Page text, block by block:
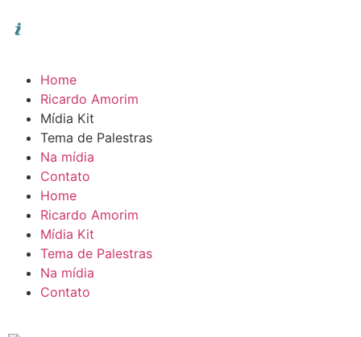
Home
Ricardo Amorim
Mídia Kit
Tema de Palestras
Na mídia
Contato
Home
Ricardo Amorim
Mídia Kit
Tema de Palestras
Na mídia
Contato